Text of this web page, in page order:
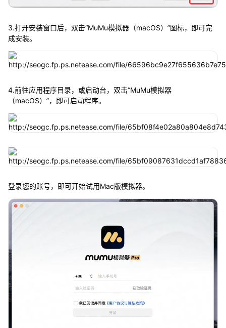
3.打开安装窗口后，双击“MuMu模拟器（macOS）”图标，即可完
成安装。
4.前往应用程序目录，或启动台，双击“MuMu模拟器
（macOS）”，即可启动程序。
登录您的账号，即可开始试用Mac版模拟器。